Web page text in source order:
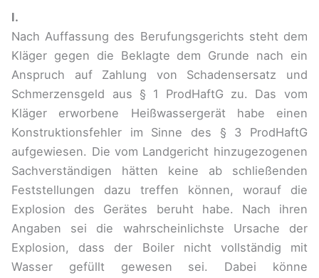
I.
Nach Auffassung des Berufungsgerichts steht dem
Kläger gegen die Beklagte dem Grunde nach ein
Anspruch auf Zahlung von Schadensersatz und
Schmerzensgeld aus § 1 ProdHaftG zu. Das vom
Kläger erworbene Heißwassergerät habe einen
Konstruktionsfehler im Sinne des § 3 ProdHaftG
aufgewiesen. Die vom Landgericht hinzugezogenen
Sachverständigen hätten keine ab schließenden
Feststellungen dazu treffen können, worauf die
Explosion des Gerätes beruht habe. Nach ihren
Angaben sei die wahrscheinlichste Ursache der
Explosion, dass der Boiler nicht vollständig mit
Wasser gefüllt gewesen sei. Dabei könne